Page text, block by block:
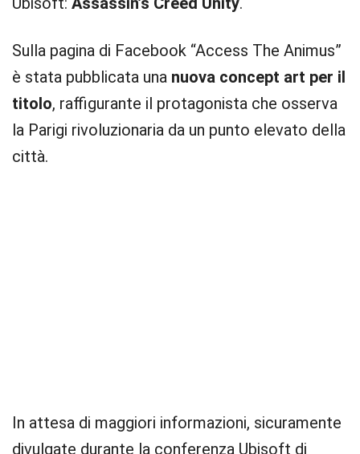
Sulla pagina di Facebook “Access The Animus”
è stata pubblicata una nuova concept art per il
titolo, raffigurante il protagonista che osserva
la Parigi rivoluzionaria da un punto elevato della
città.
In attesa di maggiori informazioni, sicuramente
divulgate durante la conferenza Ubisoft di